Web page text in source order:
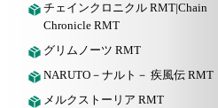
チェインクロニクル RMT|Chain
Chronicle RMT
グリムノーツ RMT
NARUTO－ナルト－ 疾風伝 RMT
メルクストーリア RMT